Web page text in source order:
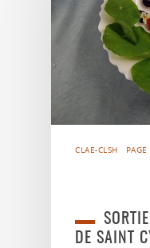
CLAE-CLSH
DE SAINT